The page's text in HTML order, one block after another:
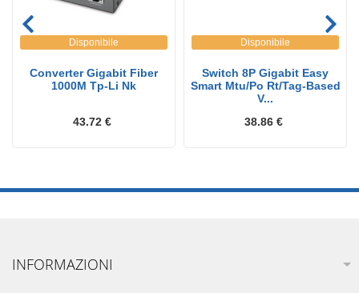
Disponibile
Converter Gigabit Fiber
1000M Tp-Li Nk
43.72 €
Disponibile
Switch 8P Gigabit Easy
Smart Mtu/Po Rt/Tag-Based
V...
38.86 €
INFORMAZIONI